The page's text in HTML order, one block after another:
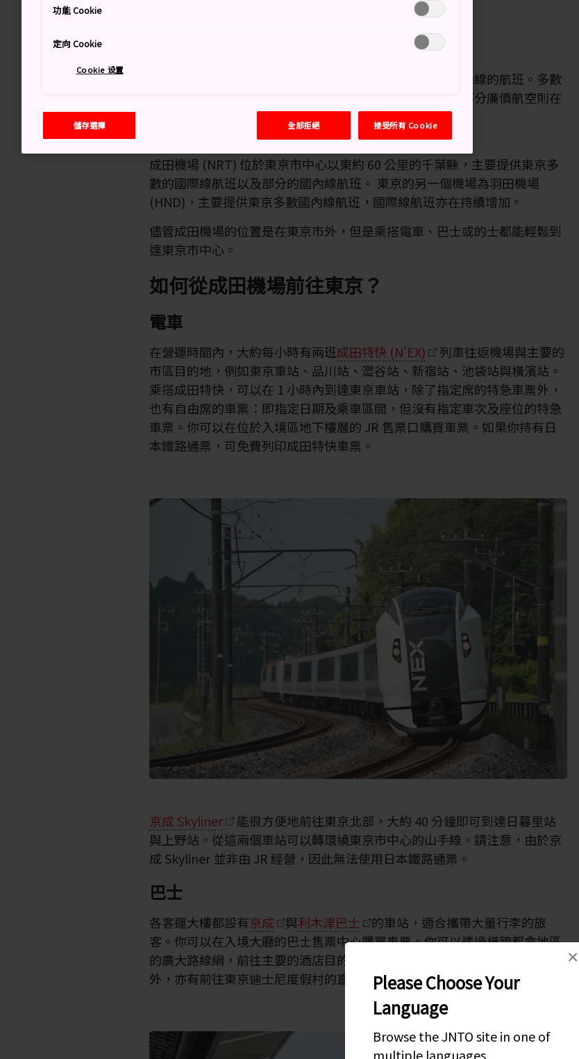
Please Choose Your
Language
Browse the JNTO site in one of
multiple languages
×
成田機場是東京的兩座機場之一，可同時提供國際線與國內線的航班。多數
國際航班的起降都是在第 1 客運大樓與第 2 客運大樓。大部分廉價航空則在
3 號客運大樓提供國際線與國內線航班。
成田機場 (NRT) 位於東京市中心以東約 60 公里的千葉縣，主要提供東京多
數的國際線航班以及部分的國內線航班。 東京的另一個機場為羽田機場
(HND)，主要提供東京多數國內線航班，國際線航班亦在持續增加。
儘管成田機場的位置是在東京市外，但是乘搭電車、巴士或的士都能輕鬆到
達東京市中心。
如何從成田機場前往東京？
電車
在營運時間內，大約每小時有兩班成田特快 (N'EX)
列車往返機場與主要的
市區目的地，例如東京車站、品川站、澀谷站、新宿站、池袋站與橫濱站。
乘搭成田特快，可以在 1 小時內到達東京車站，除了指定席的特急車票外，
也有自由席的車票：即指定日期及乘車區間，但沒有指定車次及座位的特急
車票。你可以在位於入境區地下樓層的 JR 售票口購買車票。如果你持有日
本鐵路通票，可免費列印成田特快車票。
京成 Skyliner
能很方便地前往東京北部，大約 40 分鐘即可到達日暮里站
與上野站。從這兩個車站可以轉環繞東京市中心的山手線。請注意，由於京
成 Skyliner 並非由 JR 經營，因此無法使用日本鐵路通票。
巴士
各客運大樓都設有京成 與利木津巴士
的車站，適合攜帶大量行李的旅
客。你可以在入境大廳的巴士售票中心購買車票。你可以透過橫跨都會地區
的廣大路線網，前往主要的酒店目的地、觀光景點與其他交通轉運站。此
外，亦有前往東京迪士尼度假村的直通巴士服務。
功能 Cookie
定向 Cookie
Cookie 设置
儲存選擇 全部拒絕 接受所有 Cookie